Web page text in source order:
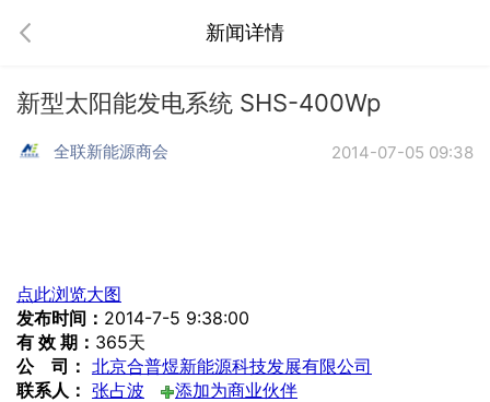
新闻详情
新型太阳能发电系统 SHS-400Wp
全联新能源商会 2014-07-05 09:38
点此浏览大图
发布时间： 2014-7-5 9:38:00
有 效 期： 365天
公 司： 北京合普煜新能源科技发展有限公司
联系人： 张占波
添加为商业伙伴